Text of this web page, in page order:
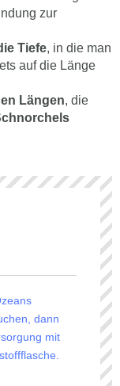
zur
Tiefe, in die man
auf die Länge
Längen, die
dann
mit